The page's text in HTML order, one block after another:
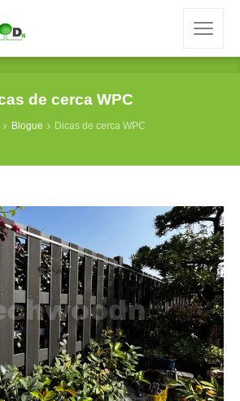
de cerca WPC
Blogue Dicas de cerca WPC